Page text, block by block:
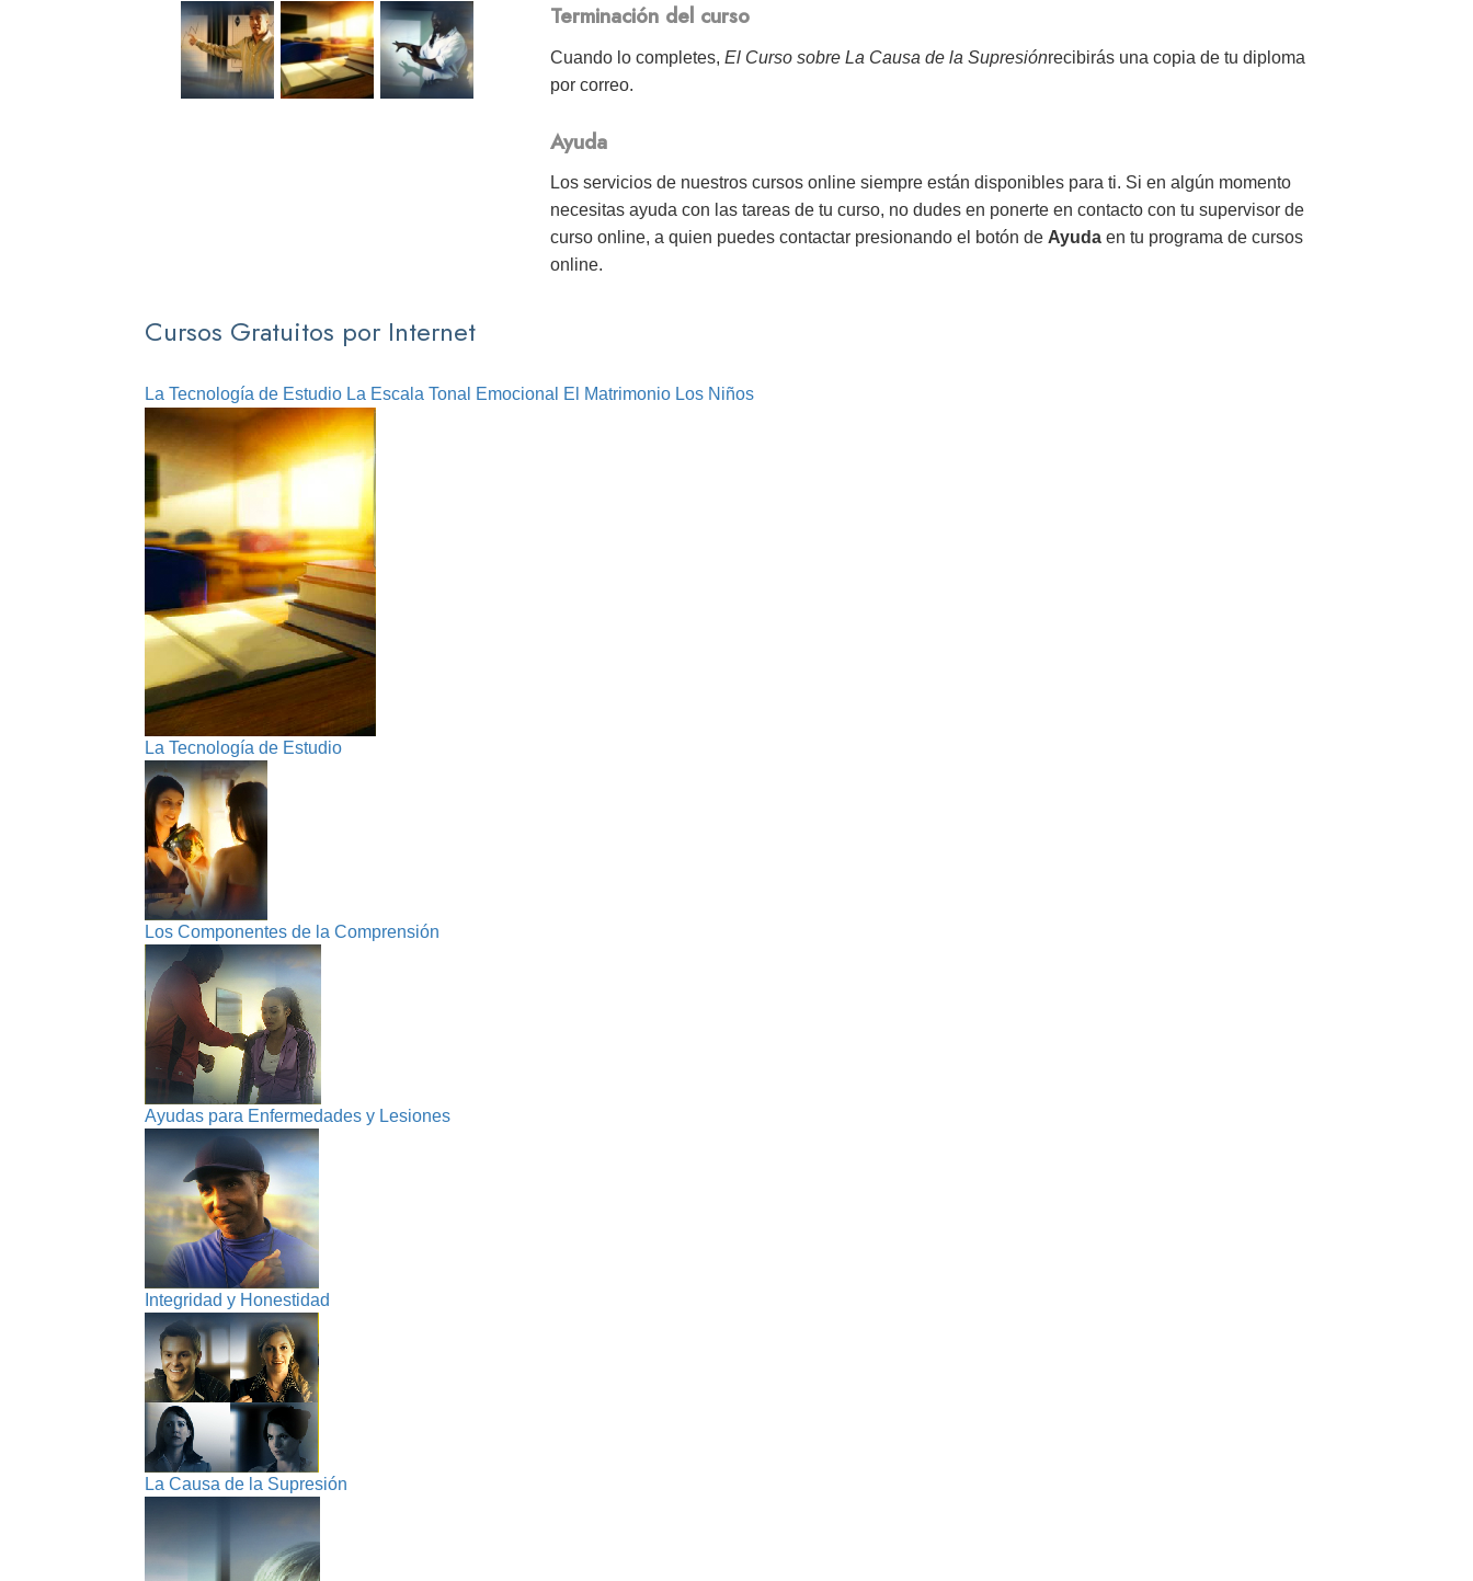
Terminación del curso
Cuando lo completes,El Curso sobre La Causa de la Supresiónrecibirás una copia de tu diploma
por correo.
Ayuda
Los servicios de nuestros cursos online siempre están disponibles para ti. Si en algún momento
necesitas ayuda con las tareas de tu curso, no dudes en ponerte en contacto con tu supervisor de
curso online, a quien puedes contactar presionando el botón de Ayuda en tu programa de cursos
online.
Cursos Gratuitos por Internet
La Tecnología de Estudio La Escala Tonal Emocional El Matrimonio Los Niños
La Tecnología de Estudio
Los Componentes de la Comprensión
Ayudas para Enfermedades y Lesiones
Integridad y Honestidad
La Causa de la Supresión